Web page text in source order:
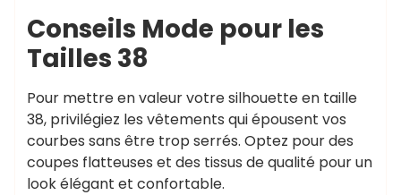
Conseils Mode pour les
Tailles 38
Pour mettre en valeur votre silhouette en taille
38, privilégiez les vêtements qui épousent vos
courbes sans être trop serrés. Optez pour des
coupes flatteuses et des tissus de qualité pour un
look élégant et confortable.